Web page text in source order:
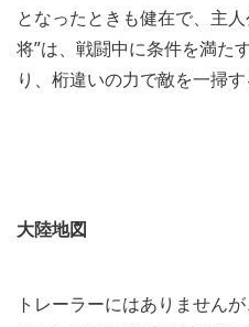
となったときも健在で、主
将”は、戦闘中に条件を満た
り、桁違いの力で敵を一掃
大陸地図
トレーラーにはありません